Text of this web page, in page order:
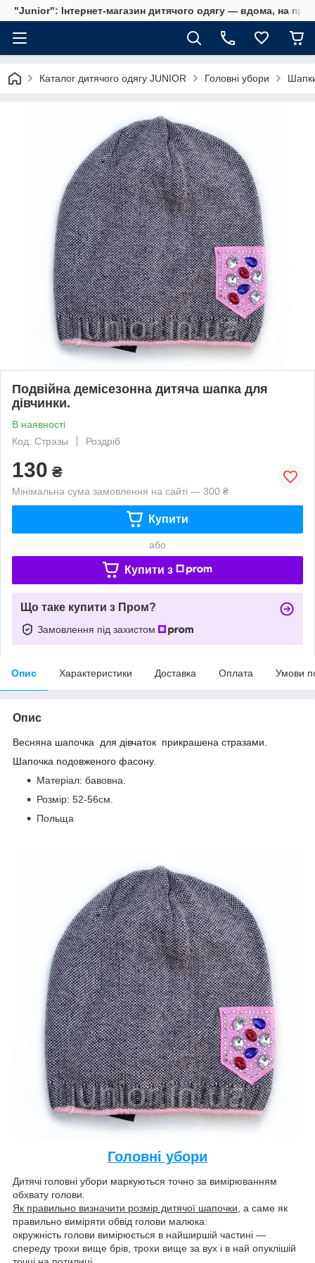
"Junior": Інтернет-магазин дитячого одягу — вдома, на
Каталог дитячого одягу JUNIOR Головні убори
Подвійна демісезонна дитяча шапка для
дівчинки.
В наявності
Код: Стразы
Роздріб
130 ₴
Мінімальна сума замовлення на сайті — 300 ₴
Купити
або
Купити з
Що таке купити з Пром?
Замовлення під захистом
Опис Характеристики Доставка Оплата Умови
Опис
Весняна шапочка для дівчаток прикрашена стразами.
Шапочка подовженого фасону.
Матеріал: бавовна.
Розмір: 52-56см.
Польща
Головні убори
Дитячі головні убори маркуються точно за вимірюванням
обхвату голови.
Як правильно визначити розмір дитячої шапочки, а саме як
правильно виміряти обвід голови малюка:
окружність голови вимірюється в найширшій частині —
спереду трохи вище брів, трохи вище за вух і в най опуклішій